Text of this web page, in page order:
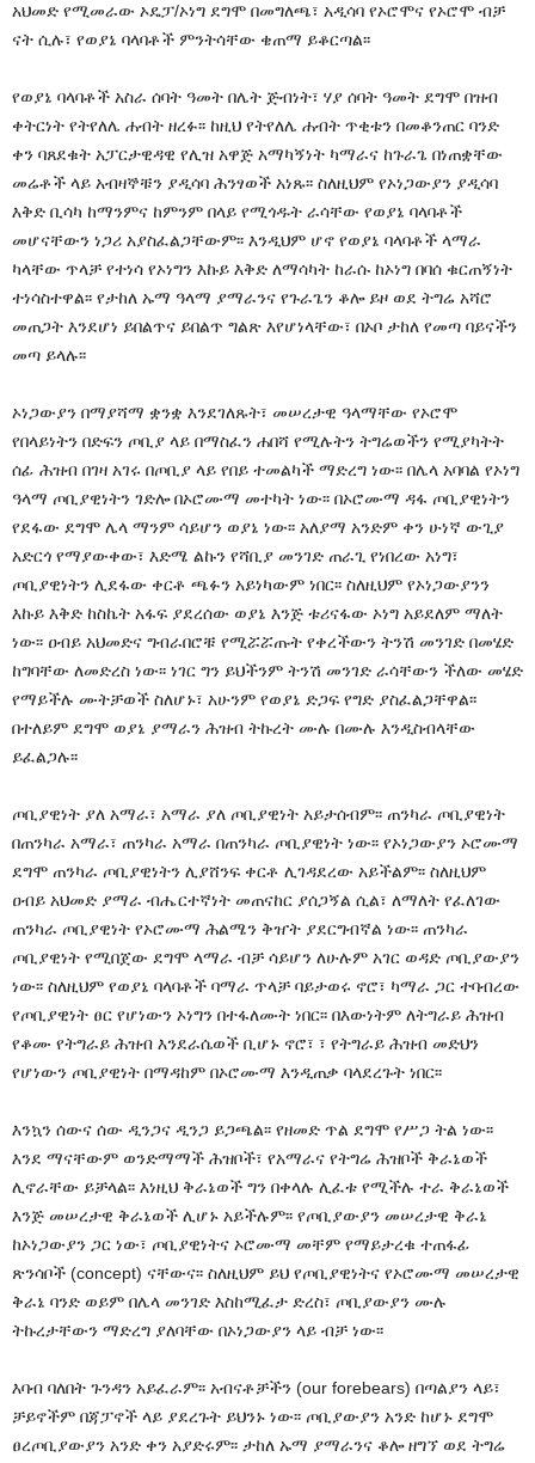
አህመድ የሚመራው ኦዴፓ/ኦነግ ደግሞ በመግለጫ፣ አዲሳባ የኦሮሞና የኦሮሞ ብቻ
ናት ሲሉ፣ የወያኔ ባላባቶች ምንትሳቸው ቄጠማ ይቆርጣል፡፡
የወያኔ ባላባቶች አስራ ሰባት ዓመት በሌት ጅብነት፣ ሃያ ሰባት ዓመት ደግሞ በዝብ
ቀትርነት የትየለሌ ሐብት ዘረፉ፡፡ ከዚህ የትየለሌ ሐብት ጥቂቱን በመቆንጠር ባንድ
ቀን ባጸደቁት አፓርታዊዳዊ የሊዝ አዋጅ አማካኝነት ካማራና ከጉራጌ በነጠቋቸው
መሬቶች ላይ አብዛኞቹን ያዲሳባ ሕንፃወች አነጹ፡፡ ስለዚህም የኦነጋውያን ያዲሳባ
እቅድ ቢሳካ ከማንምና ከምንም በላይ የሚጎዱት ራሳቸው የወያኔ ባላባቶች
መሆናቸውን ነጋሪ አያስፈልጋቸውም፡፡ እንዲህም ሆኖ የወያኔ ባላባቶች ላማራ
ካላቸው ጥላቻ የተነሳ የኦነግን እኩይ እቅድ ለማሳካት ከራሱ ከኦነግ በባሰ ቁርጠኝነት
ተነሳስተዋል፡፡ የታከለ ኡማ ዓላማ ያማራንና የጉራጌን ቆሎ ይዞ ወደ ትግሬ አሻሮ
መጠጋት እንደሆነ ይበልጥና ይበልጥ ግልጽ እየሆነላቸው፣ በኦቦ ታከለ የመጣ ባይናችን
መጣ ይላሉ፡፡
ኦነጋውያን በማያሻማ ቋንቋ እንደገለጹት፣ መሠረታዊ ዓላማቸው የኦሮሞ
የበላይነትን በድፍን ጦቢያ ላይ በማስፈን ሐበሻ የሚሉትን ትግሬወችን የሚያካትት
ሰፊ ሕዝብ በገዛ አገሩ በጦቢያ ላይ የበይ ተመልካች ማድረግ ነው፡፡ በሌላ አባባል የኦነግ
ዓላማ ጦቢያዊነትን ገድሎ በኦሮሙማ መተካት ነው፡፡ በኦሮሙማ ዳፋ ጦቢያዊነትን
የደፋው ደግሞ ሌላ ማንም ሳይሆን ወያኔ ነው፡፡ አለያማ አንድም ቀን ሁነኛ ውጊያ
አድርጎ የማያውቀው፣ እድሜ ልኩን የሻቢያ መንገድ ጠራጊ የነበረው አነግ፣
ጦቢያዊነትን ሊደፋው ቀርቶ ጫፉን አይነካውም ነበር፡፡ ስለዚህም የኦነጋውያንን
እኩይ እቅድ ከስኬት አፋፍ ያደረሰው ወያኔ እንጅ ቱሪናፋው ኦነግ አይደለም ማለት
ነው፡፡ ዐብይ አህመድና ግብራበሮቹ የሚሯሯጡት የቀረችውን ትንሽ መንገድ በመሄድ
ከግባቸው ለመድረስ ነው፡፡ ነገር ግን ይህችንም ትንሽ መንገድ ራሳቸውን ችለው መሄድ
የማይችሉ ሙትቻወች ስለሆኑ፣ አሁንም የወያኔ ድጋፍ የግድ ያስፈልጋቸዋል፡፡
በተለይም ደግሞ ወያኔ ያማራን ሕዝብ ትኩረት ሙሉ በሙሉ እንዲስብላቸው
ይፈልጋሉ፡፡
ጦቢያዊነት ያለ አማራ፣ አማራ ያለ ጦቢያዊነት አይታሰብም፡፡ ጠንካራ ጦቢያዊነት
በጠንካራ አማራ፣ ጠንካራ አማራ በጠንካራ ጦቢያዊነት ነው፡፡ የኦነጋውያን ኦሮሙማ
ደግሞ ጠንካራ ጦቢያዊነትን ሊያሸንፍ ቀርቶ ሊገዳደረው አይችልም፡፡ ስለዚህም
ዐብይ አህመድ ያማራ ብሔርተኛነት መጠናከር ያሰጋኝል ሲል፣ ለማለት የፈለገው
ጠንካራ ጦቢያዊነት የኦሮሙማ ሕልሜን ቅዠት ያደርግብኛል ነው፡፡ ጠንካራ
ጦቢያዊነት የሚበጀው ደግሞ ላማራ ብቻ ሳይሆን ለሁሉም አገር ወዳድ ጦቢያውያን
ነው፡፡ ስለዚህም የወያኔ ባላባቶች ባማራ ጥላቻ ባይታወሩ ኖሮ፣ ካማራ ጋር ተባብረው
የጦቢያዊነት ፀር የሆነውን ኦነግን በተፋለሙት ነበር፡፡ በእውነትም ለትግራይ ሕዝብ
የቆሙ የትግራይ ሕዝብ እንደራሴወች ቢሆኑ ኖሮ፣ ፣ የትግራይ ሕዝብ መድህን
የሆነውን ጦቢያዊነት በማዳከም በኦሮሙማ እንዲጠቃ ባላደረጉት ነበር፡፡
እንኳን ሰውና ሰው ዲንጋና ዲንጋ ይጋጫል፡፡ የዘመድ ጥል ደግሞ የሥጋ ትል ነው፡፡
እንደ ማናቸውም ወንድማማች ሕዝቦች፣ የአማራና የትግሬ ሕዝቦች ቅራኔወች
ሊኖራቸው ይቻላል፡፡ እነዚህ ቅራኔወች ግን በቀላሉ ሊፈቱ የሚችሉ ተራ ቅራኔወች
እንጅ መሠረታዊ ቅራኔወች ሊሆኑ አይችሉም፡፡ የጦቢያውያን መሠረታዊ ቅራኔ
ከኦነጋውያን ጋር ነው፣ ጦቢያዊነትና ኦሮሙማ መቸም የማይታረቁ ተጠፋፊ
ጽንሳቦች (concept) ናቸውና፡፡ ስለዚህም ይህ የጦቢያዊነትና የኦሮሙማ መሠረታዊ
ቅራኔ ባንድ ወይም በሌላ መንገድ እስከሚፈታ ድረስ፣ ጦቢያውያን ሙሉ
ትኩረታቸውን ማድረግ ያለባቸው በኦነጋውያን ላይ ብቻ ነው፡፡
እባብ ባለበት ጉንዳን አይፈራም፡፡ አብናቶቻችን (our forebears) በጣልያን ላይ፣
ቻይኖችም በጃፓኖች ላይ ያደረጉት ይህንኑ ነው፡፡ ጦቢያውያን አንድ ከሆኑ ደግሞ
ፀረጦቢያውያን አንድ ቀን አያድሩም፡፡ ታከለ ኡማ ያማራንና ቆሎ ዘግኘ ወደ ትግሬ